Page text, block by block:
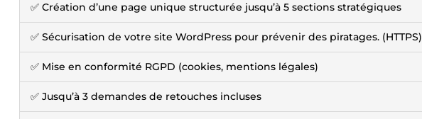
✅ Création d’une page unique structurée jusqu’à 5 sections stratégiques
✅ Sécurisation de votre site WordPress pour prévenir des piratages. (HTTPS)
✅ Mise en conformité RGPD (cookies, mentions légales)
✅ Jusqu’à 3 demandes de retouches incluses